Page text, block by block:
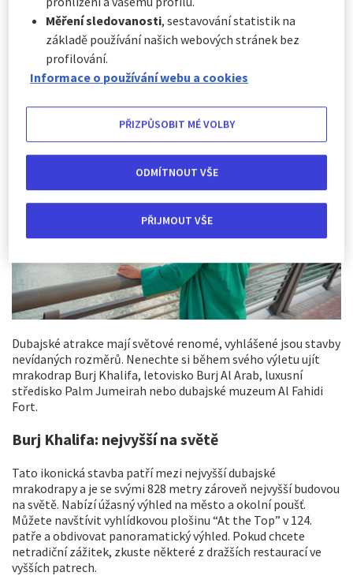
nákupních center, nasát atmosféru místních trhů,
písečných pláží a zvolit si některý z adrenalinových
zážitků. Dubaj vám dá pocit, že je všechno možné.
Dubajské atrakce mají světové renomé, vyhlášené jsou stavby
nevídaných rozměrů. Nenechte si během svého výletu ujít
mrakodrap Burj Khalifa, letovisko Burj Al Arab, luxusní
středisko Palm Jumeirah nebo dubajské muzeum Al Fahidi
Fort.
Burj Khalifa: nejvyšší na světě
Tato ikonická stavba patří mezi nejvyšší dubajské
mrakodrapy a je se svými 828 metry zároveň nejvyšší budovou
na světě. Nabízí úžasný výhled na město a okolní poušť.
Můžete navštívit vyhlídkovou plošinu “At the Top” v 124.
patře a obdivovat panoramatický výhled. Pokud chcete
netradiční zážitek, zkuste některé z dražších restaurací ve
vyšších patrech.
Měření sledovanosti, sestavování statistik na
základě používání našich webových stránek bez
profilování.
Informace o používání webu a cookies
PŘIZPŮSOBIT MÉ VOLBY
ODMÍTNOUT VŠE
PŘIJMOUT VŠE